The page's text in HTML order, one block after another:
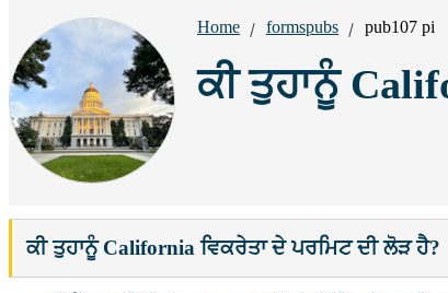
Breadcrumbs: Home formspubs pub107 pi
ਕੀ ਤੁਹਾਨੂੰ
ਕੀ ਤੁਹਾਨੂੰ California ਵਿਕਰੇਤਾ ਦੇ ਪਰਮਿਟ ਦੀ ਲੋੜ ਹੈ?